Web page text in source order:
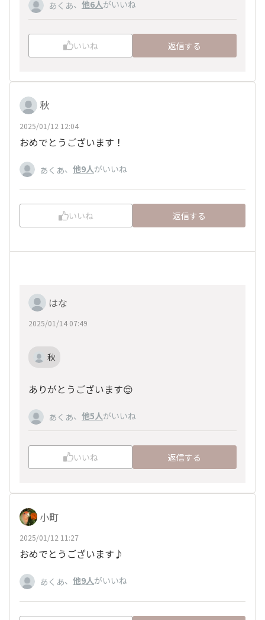
あくあ、 他6人がいいね
いいね 返信する
秋
2025/01/12 12:04
おめでとうございます！
あくあ、 他9人がいいね
いいね 返信する
はな
2025/01/14 07:49
秋
ありがとうございます😌
あくあ、 他5人がいいね
いいね 返信する
小町
2025/01/12 11:27
おめでとうございます♪
あくあ、 他9人がいいね